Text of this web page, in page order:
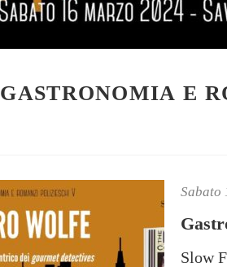
GASTRONOMIA E
Sabato
Slow